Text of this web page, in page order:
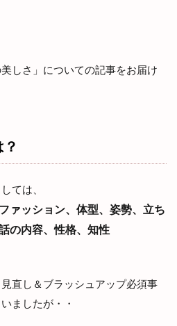
しさ」についての記事をお届け
ては、
ァッション、体型、姿勢、立ち
の内容、性格、知性
直し＆ブラッシュアップ必須事
ましたが・・